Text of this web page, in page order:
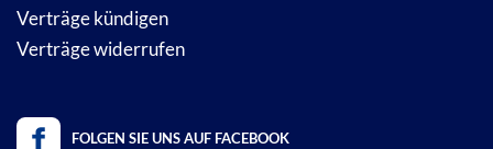
Verträge kündigen
Verträge widerrufen
FOLGEN SIE UNS AUF FACEBOOK